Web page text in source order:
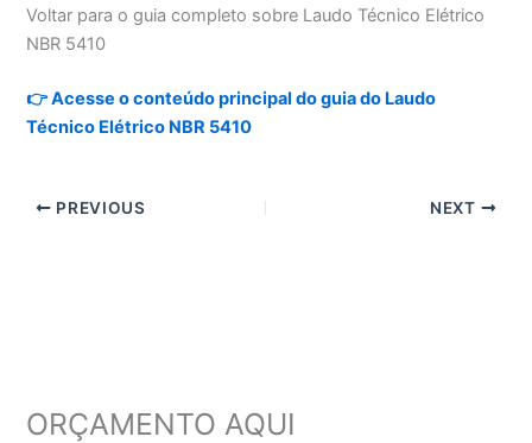
Voltar para o guia completo sobre Laudo Técnico Elétrico
NBR 5410
👉 Acesse o conteúdo principal do guia do Laudo
Técnico Elétrico NBR 5410
PREVIOUS NEXT
ORÇAMENTO AQUI